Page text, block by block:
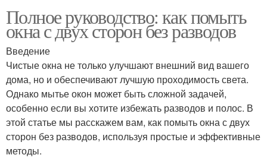
Полное руководство: как помыть
окна с двух сторон без разводов
Введение
Чистые окна не только улучшают внешний вид вашего
дома, но и обеспечивают лучшую проходимость света.
Однако мытье окон может быть сложной задачей,
особенно если вы хотите избежать разводов и полос. В
этой статье мы расскажем вам, как помыть окна с двух
сторон без разводов, используя простые и эффективные
методы.